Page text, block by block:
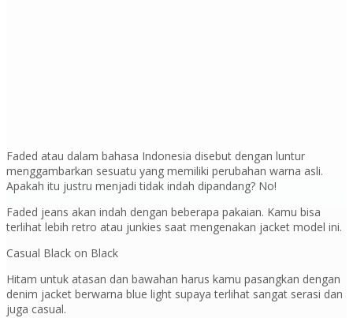
Faded atau dalam bahasa Indonesia disebut dengan luntur
menggambarkan sesuatu yang memiliki perubahan warna asli.
Apakah itu justru menjadi tidak indah dipandang? No!
Faded jeans akan indah dengan beberapa pakaian. Kamu bisa
terlihat lebih retro atau junkies saat mengenakan jacket model ini.
Casual Black on Black
Hitam untuk atasan dan bawahan harus kamu pasangkan dengan
denim jacket berwarna blue light supaya terlihat sangat serasi dan
juga casual.